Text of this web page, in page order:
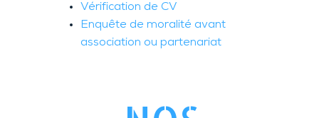
Vérification de CV
Enquête de moralité avant
association ou partenariat